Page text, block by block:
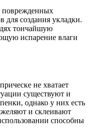
поврежденных
для создания укладки.
тончайшую
испарение влаги
не хватает
существуют и
однако у них есть
и склеивают
способны